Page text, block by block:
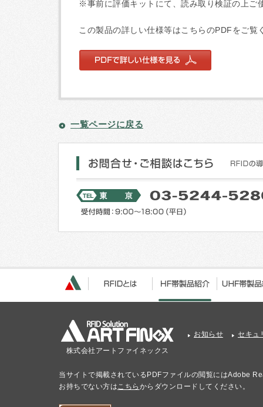
※事前に評価キットにて、読み取り検証の上ご
この製品の詳しい仕様等はこちらのPDFをご覧
一覧ページに戻る
株式会社アートファイネックス
お知らせ セキュ
当サイトで掲載されているPDFファイルの閲覧にはAdobe
お持ちでない方は こちら からダウンロードしてください。